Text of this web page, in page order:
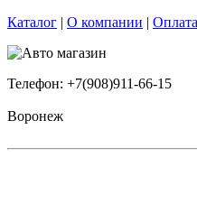
Каталог | О компании | Оплата
Телефон: +7(908)911-66-15
Воронеж